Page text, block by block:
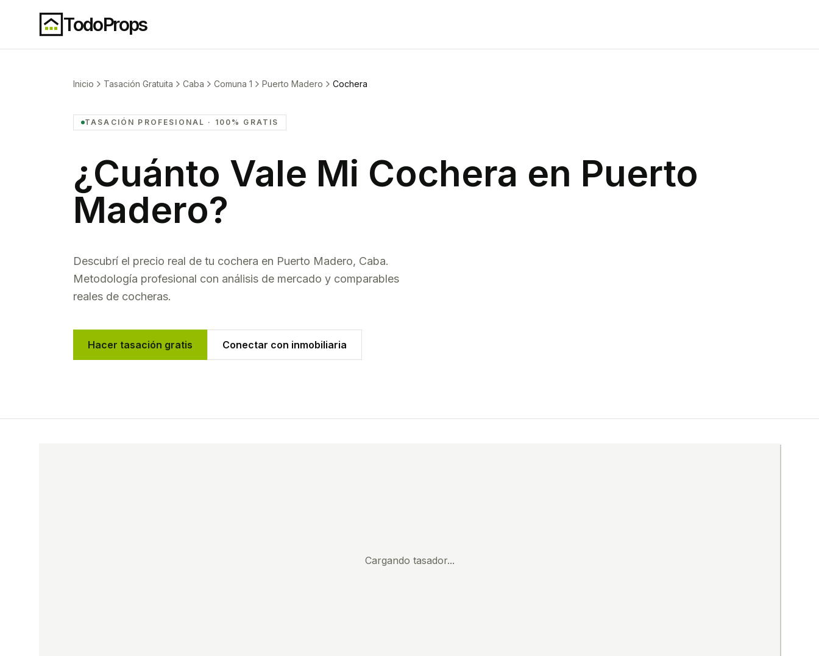
TodoProps
Inicio Tasación Gratuita Caba Comuna 1 Puerto Madero Cochera
TASACIÓN PROFESIONAL · 100% GRATIS
¿Cuánto Vale Mi Cochera en Puerto
Madero?
Descubrí el precio real de tu cochera en Puerto Madero, Caba.
Metodología profesional con análisis de mercado y comparables
reales de cocheras.
Hacer tasación gratis Conectar con inmobiliaria
Cargando tasador...